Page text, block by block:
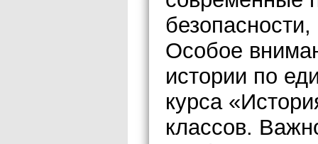
Особое
истории по
курса
классов.